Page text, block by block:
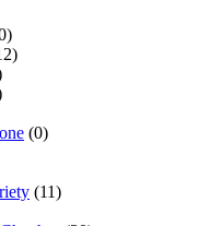
(0)
(11)